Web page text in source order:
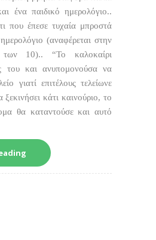
ένα παιδικό ημερολόγιο..
που έπεσε τυχαία μπροστά
(αναφέρεται στην
των 10).. “Το καλοκαίρι
του και ανυπομονούσα να
γιατί επιτέλους τελείωνε
ξεκινήσει κάτι καινούριο, το
θα καταντούσε και αυτό